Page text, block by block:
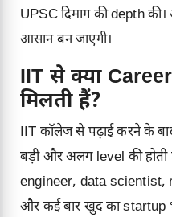
UPSC दिमाग की depth
आसान बन जाएगी।
IIT से क्या
मिलती हैं?
IIT कॉलेज से पढ़ाई करने के
बड़ी और अलग level की होती
engineer, data scientist,
और कई बार खुद का startup